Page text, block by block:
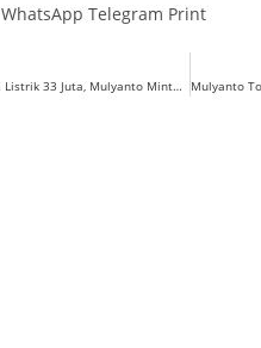
WhatsApp Telegram Print
Terkait Kasus Denda Listrik 33 Juta, Mulyanto Minta PLN Tingkatkan Pelayanan Pelanggan